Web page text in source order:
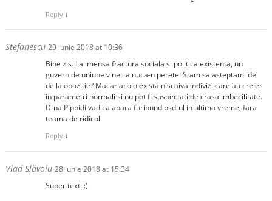
Reply ↓
Stefanescu 29 iunie 2018 at 10:36
Bine zis. La imensa fractura sociala si politica existenta, un
guvern de uniune vine ca nuca-n perete. Stam sa asteptam idei
de la opozitie? Macar acolo exista niscaiva indivizi care au creier
in parametri normali si nu pot fi suspectati de crasa imbecilitate.
D-na Pippidi vad ca apara furibund psd-ul in ultima vreme, fara
teama de ridicol.
Reply ↓
Vlad Slăvoiu 28 iunie 2018 at 15:34
Super text. :)